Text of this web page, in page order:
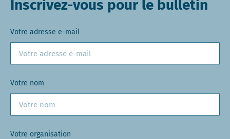
Inscrivez-vous pour le bulletin
Votre adresse e-mail
Votre nom
Votre organisation